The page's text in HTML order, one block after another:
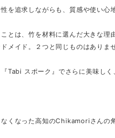
を追求しながらも、質感や使い心
とは、竹を材料に選んだ大きな理
メイド。２つと同じものはありませ
Tabi スポーク』でさらに美味しく
くなった高知のChikamoriさんの